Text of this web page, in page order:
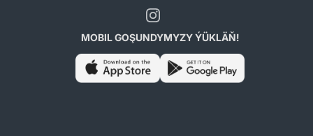
MOBIL GOŞUNDYMYZY ÝÜKLÄŇ!